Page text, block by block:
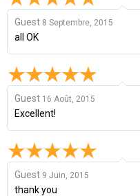
Guest 8 Septembre, 2015
all OK
Guest 16 Août, 2015
Excellent!
Guest 9 Juin, 2015
thank you